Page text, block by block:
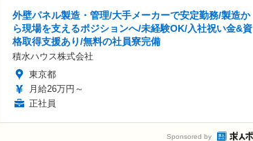
外壁パネル製造・管理/大手メーカーで安定勤務/製造か
ら現場を支えるポジションへ/未経験OK/入社祝い金&資
格取得支援あり/無料の社員寮完備
積水ハウス株式会社
東京都
月給26万円～
正社員
Sponsored by